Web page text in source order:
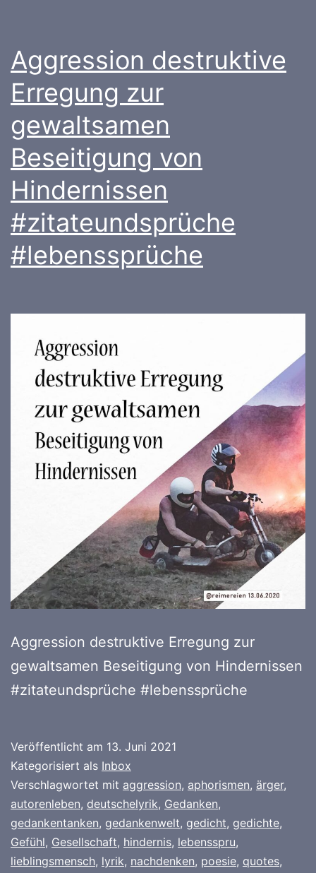
Aggression destruktive
Erregung zur
gewaltsamen
Beseitigung von
Hindernissen
#zitateundsprüche
#lebenssprüche
Aggression destruktive Erregung zur
gewaltsamen Beseitigung von Hindernissen
#zitateundsprüche #lebenssprüche
Veröffentlicht am 13. Juni 2021
Kategorisiert als Inbox
Verschlagwortet mit aggression, aphorismen, ärger,
autorenleben, deutschelyrik, Gedanken,
gedankentanken, gedankenwelt, gedicht, gedichte,
Gefühl, Gesellschaft, hindernis, lebensspru,
lieblingsmensch, lyrik, nachdenken, poesie, quotes,